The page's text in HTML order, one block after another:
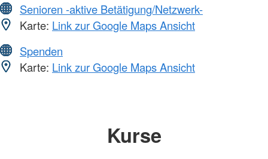
Senioren -aktive Betätigung/Netzwerk-
Karte: Link zur Google Maps Ansicht
Spenden
Karte: Link zur Google Maps Ansicht
Kurse